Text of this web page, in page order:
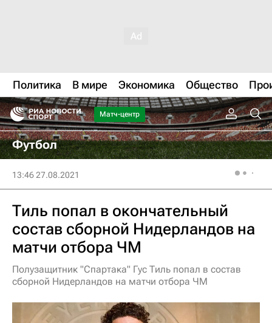
Политика В мире Экономика Общество
Матч-центр
Футбол
13:46 27.08.2021
Тиль попал в окончательный
состав сборной Нидерландов на
матчи отбора ЧМ
Полузащитник "Спартака" Гус Тиль попал в состав
сборной Нидерландов на матчи отбора ЧМ